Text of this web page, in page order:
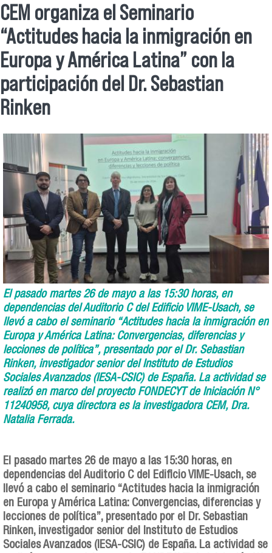
Se encuentra usted aquí
CEM organiza el Seminario
“Actitudes hacia la inmigración en
Europa y América Latina” con la
participación del Dr. Sebastian
Rinken
El pasado martes 26 de mayo a las 15:30 horas, en
dependencias del Auditorio C del Edificio VIME-Usach, se
llevó a cabo el seminario “Actitudes hacia la inmigración en
Europa y América Latina: Convergencias, diferencias y
lecciones de política”, presentado por el Dr. Sebastian
Rinken, investigador senior del Instituto de Estudios
Sociales Avanzados (IESA-CSIC) de España. La actividad se
realizó en marco del proyecto FONDECYT de Iniciación N°
11240958, cuya directora es la investigadora CEM, Dra.
Natalia Ferrada.
El pasado martes 26 de mayo a las 15:30 horas, en
dependencias del Auditorio C del Edificio VIME-Usach, se
llevó a cabo el seminario “Actitudes hacia la inmigración
en Europa y América Latina: Convergencias, diferencias y
lecciones de política”, presentado por el Dr. Sebastian
Rinken, investigador senior del Instituto de Estudios
Sociales Avanzados (IESA-CSIC) de España. La actividad se